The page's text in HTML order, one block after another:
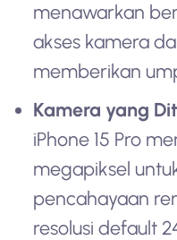
menawarkan
akses kamera
memberikan
Kamera yang
iPhone 15 Pro
megapiksel
pencahayaan
resolusi default